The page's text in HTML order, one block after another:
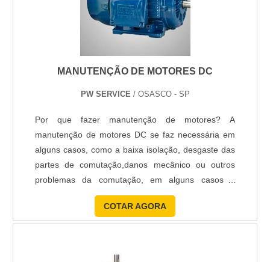
MANUTENÇÃO DE MOTORES DC
PW SERVICE/ OSASCO - SP
Por que fazer manutenção de motores? A
manutenção de motores DC se faz necessária em
alguns casos, como a baixa isolação, desgaste das
partes de comutação,danos mecânico ou outros
problemas da comutação, em alguns casos é
necessário realizar a troca do encoder, ou
tacogerador. O que significa motores DC? A sigla
DC significa Direct Current, ou seja, é o mesmo que
princípios da atração e repulsão ....
COTAR AGORA